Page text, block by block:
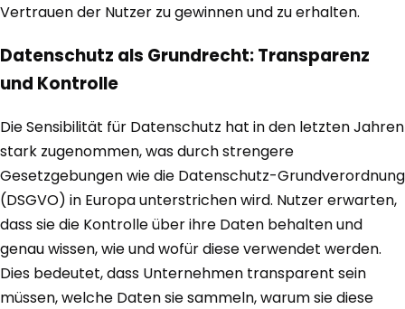
Vertrauen der Nutzer zu gewinnen und zu erhalten.
Datenschutz als Grundrecht: Transparenz
und Kontrolle
Die Sensibilität für Datenschutz hat in den letzten Jahren
stark zugenommen, was durch strengere
Gesetzgebungen wie die Datenschutz-Grundverordnung
(DSGVO) in Europa unterstrichen wird. Nutzer erwarten,
dass sie die Kontrolle über ihre Daten behalten und
genau wissen, wie und wofür diese verwendet werden.
Dies bedeutet, dass Unternehmen transparent sein
müssen, welche Daten sie sammeln, warum sie diese